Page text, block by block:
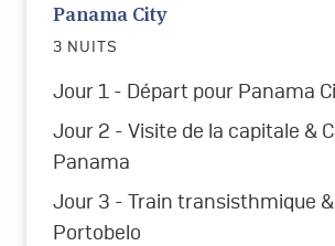
Panama City
3 NUITS
Jour 1 - Départ pour Panama
Jour 2 - Visite de la capitale &
Panama
Jour 3 - Train transisthmique &
Portobelo